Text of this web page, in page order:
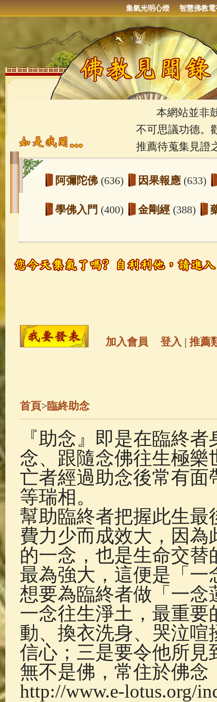
集氣光明心燈 智慧佛教電
本網站並非鼓
不可思議功德。
推薦待蒐集見證
阿彌陀佛 (636) 因果報應 (633)
學佛入門 (400) 金剛經 (388)
玉曆寶鈔(236) 地藏經(225)
觀世音菩薩 (147) 聖救度佛母(
金山活佛
善財童子五十三參
佛典故事(37) 佛說療痔(腫瘤)
加入會員 登入 | 推薦
首頁>臨終助念
『助念』即是在臨終
念、跟隨念佛往生極樂
亡者經過助念後常有
等瑞相。
幫助臨終者把握此生
費力少而成效大，因
的一念，也是生命交
最為強大，這便是「一
想要為臨終者做「一
一念往生淨土，最重
動、換衣洗身、哭泣
信心；三是要令他所
無不是佛，常住於佛
http://www.e-lotus.org/